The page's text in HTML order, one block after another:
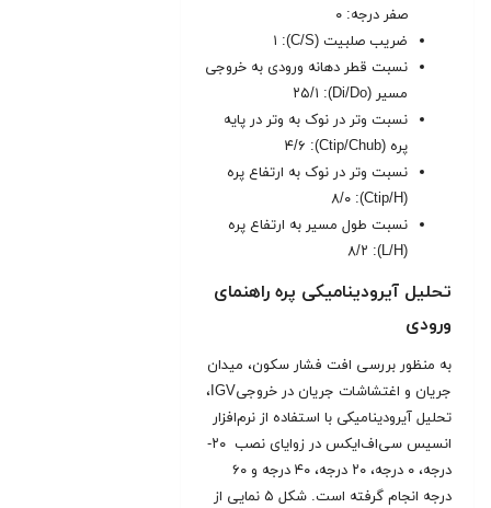
صفر درجه: ۰
ضریب صلبیت (C/S): ۱
نسبت قطر دهانه ورودی به خروجی
مسیر (Di/Do): ۲۵/۱
نسبت وتر در نوک به وتر در پایه
پره (Ctip/Chub): ۴/۶
نسبت وتر در نوک به ارتفاع پره
(Ctip/H): ۸/۰
نسبت طول مسیر به ارتفاع پره
(L/H): ۸/۲
تحلیل آیرودینامیکی پره راهنمای
ورودی
به منظور بررسی افت فشار سکون، میدان
جریان و اغتشاشات جریان در خروجیIGV،
تحلیل آیرودینامیکی با استفاده از نرم‌افزار
انسیس سی‌اف‌ایکس در زوایای نصب ۲۰-
درجه، ۰ درجه، ۲۰ درجه، ۴۰ درجه و ۶۰
درجه انجام گرفته است. شکل ۵ نمایی از